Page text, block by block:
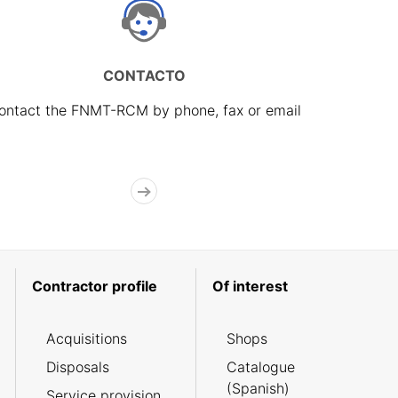
CONTACTO
the FNMT-RCM by phone, fax or email
Contractor profile
Acquisitions
Disposals
Of interest
Shops
Catalogue
(Spanish)